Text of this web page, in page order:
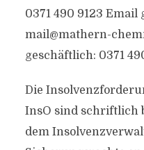
0371 490 9123 Email
mail@mathern-
geschäftlich: 0371
Die
InsO sind schriftlich
dem